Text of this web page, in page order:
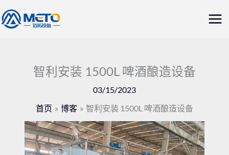
至
主
智利安装 1500L 啤酒酿造设备
03/15/2023
首页
博客 智利安装 1500L 啤酒酿造设备